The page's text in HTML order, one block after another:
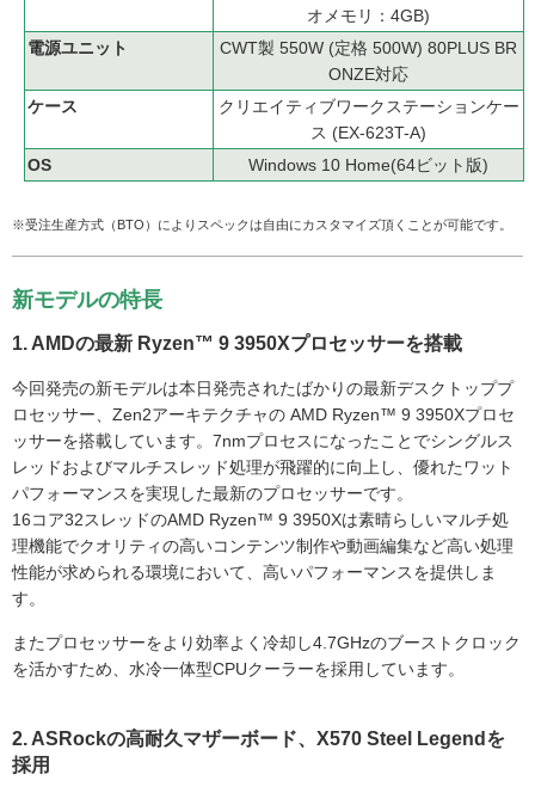
オメモリ：4GB)
電源ユニット
CWT製 550W (定格 500W) 80PLUS BR
ONZE対応
ケース
クリエイティブワークステーションケー
ス (EX-623T-A)
OS
Windows 10 Home(64ビット版)
※受注生産方式（BTO）によりスペックは自由にカスタマイズ頂くことが可能です。
新モデルの特長
1. AMDの最新 Ryzen™ 9 3950Xプロセッサーを搭載
今回発売の新モデルは本日発売されたばかりの最新デスクトッププ
ロセッサー、Zen2アーキテクチャの AMD Ryzen™ 9 3950Xプロセ
ッサーを搭載しています。7nmプロセスになったことでシングルス
レッドおよびマルチスレッド処理が飛躍的に向上し、優れたワット
パフォーマンスを実現した最新のプロセッサーです。
16コア32スレッドのAMD Ryzen™ 9 3950Xは素晴らしいマルチ処
理機能でクオリティの高いコンテンツ制作や動画編集など高い処理
性能が求められる環境において、高いパフォーマンスを提供しま
す。
またプロセッサーをより効率よく冷却し4.7GHzのブーストクロック
を活かすため、水冷一体型CPUクーラーを採用しています。
2. ASRockの高耐久マザーボード、X570 Steel Legendを
採用